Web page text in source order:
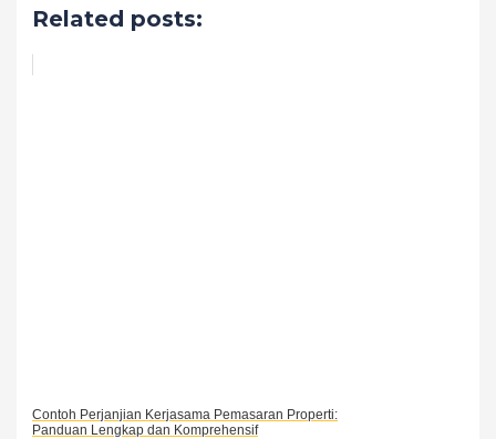
Related posts:
Contoh Perjanjian Kerjasama Pemasaran Properti:
Panduan Lengkap dan Komprehensif